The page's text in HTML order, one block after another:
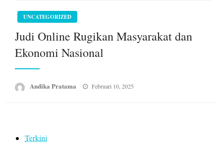
UNCATEGORIZED
Judi Online Rugikan Masyarakat dan
Ekonomi Nasional
Andika Pratama
Posted
Februari 10, 2025
Terkini